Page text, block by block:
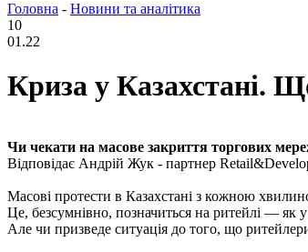
Головна - Новини та аналітика
10
01.22
Криза у Казахстані.
Чи чекати на масове закриття торгових
Відповідає Андрій Жук - партнер
Масові протести в Казахстані з кожною
Це, безсумнівно, позначиться на ритейлі — як
Але чи призведе ситуація до того, що